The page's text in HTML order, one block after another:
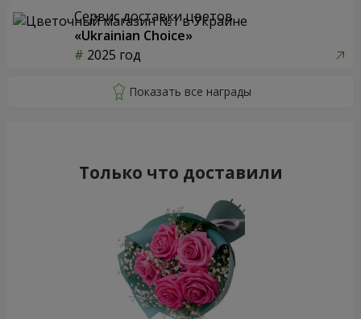
Сервис доставки цветов
«Ukrainian Choice»
2025 год
Только что доставили